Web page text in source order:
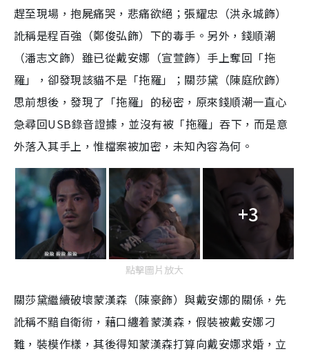
趕至現場，抱屍痛哭，悲痛欲絕；張耀忠（洪永城飾）
訛稱是程百強（鄭俊弘飾）下的毒手。另外，錢順潮
（潘志文飾）雖已從戴安娜（宣萱飾）手上奪回「拖
羅」，卻發現該貓不是「拖羅」；關莎黛（陳庭欣飾）
思前想後，發現了「拖羅」的秘密，原來錢順潮一直心
急尋回USB錄音證據，並沒有被「拖羅」吞下，而是意
外落入其手上，惟檔案被加密，未知內容為何。
+3
點擊圖片放大
關莎黛繼續破壞蒙漢森（陳豪飾）與戴安娜的關係，先
訛稱不黯自衛術，藉口纏着蒙漢森，假裝被戴安娜刁
難，裝模作樣，其後得知蒙漢森打算向戴安娜求婚，立